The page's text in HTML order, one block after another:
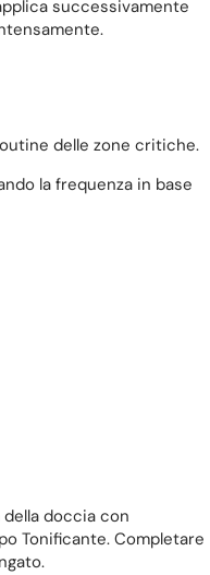
successivamente
delle zone critiche.
la frequenza in base
della doccia con
Tonificante. Completare